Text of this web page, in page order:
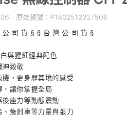
原始貨號： P1802512327506
司 貨 § § 台 灣 公 司 貨 §
與猩紅經典配色
致敬
，更身歷其境的感受
讓你掌握全局
座力等動態震動
急剎車等力量與張力